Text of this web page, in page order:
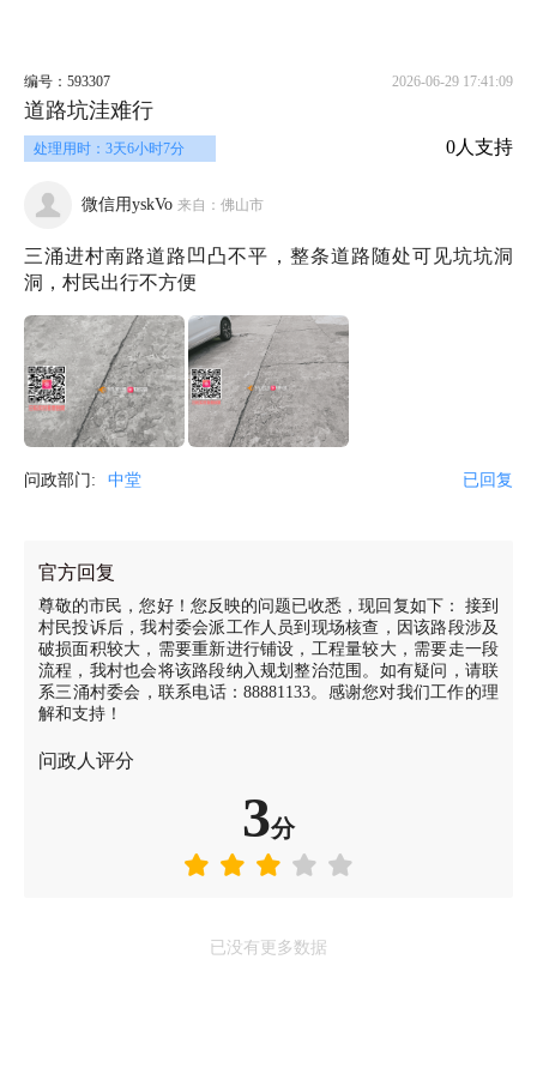
编号：593307 2026-06-29 17:41:09
道路坑洼难行
处理用时：3天6小时7分 0人支持
微信用yskVo 来自：佛山市
三涌进村南路道路凹凸不平，整条道路随处可见坑坑洞
洞，村民出行不方便
问政部门: 中堂 已回复
官方回复
尊敬的市民，您好！您反映的问题已收悉，现回复如下： 接到
村民投诉后，我村委会派工作人员到现场核查，因该路段涉及
破损面积较大，需要重新进行铺设，工程量较大，需要走一段
流程，我村也会将该路段纳入规划整治范围。如有疑问，请联
系三涌村委会，联系电话：88881133。感谢您对我们工作的理
解和支持！
问政人评分
3分
已没有更多数据